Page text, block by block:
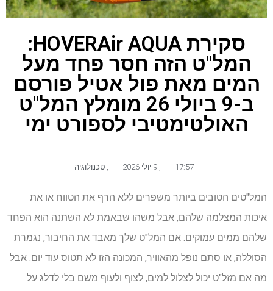
סקירת HOVERAir AQUA:
המל"ט הזה חסר פחד מעל
המים מאת פול אטיל פורסם
ב-9 ביולי 26 מומלץ המל"ט
האולטימטיבי לספורט ימי
17:57 טכנולוגיה
המל"טים הטובים ביותר משפרים ללא הרף את הטווח או את
איכות המצלמה שלהם, אבל משהו שבאמת לא השתנה הוא הפחד
שלהם ממים עמוקים. אם המל"ט שלך מאבד את החיבור, נגמרת
הסוללה, או סתם נופל מהאוויר, המכונה הזו לא תטוס עוד יום. אבל
מה אם מזל"ט יכול לצלול למים, לצוף ולעוף משם בלי לדלג על